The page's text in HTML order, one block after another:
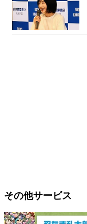
その他サービス